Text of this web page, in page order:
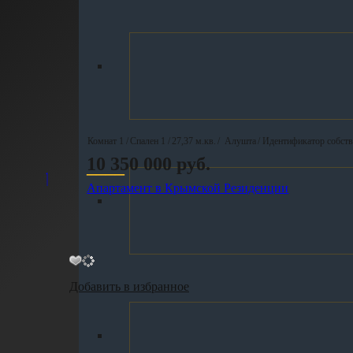
Комнат 1 / Спален 1 / 27,37 м.кв. Алушта / Идентификатор
10 350 000 руб.
____
Апартамент в Крымской Резиденции
Добавить в избранное